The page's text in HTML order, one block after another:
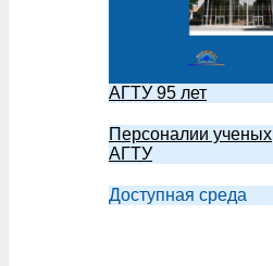
АГТУ 95 лет
Персоналии ученых
АГТУ
Доступная среда